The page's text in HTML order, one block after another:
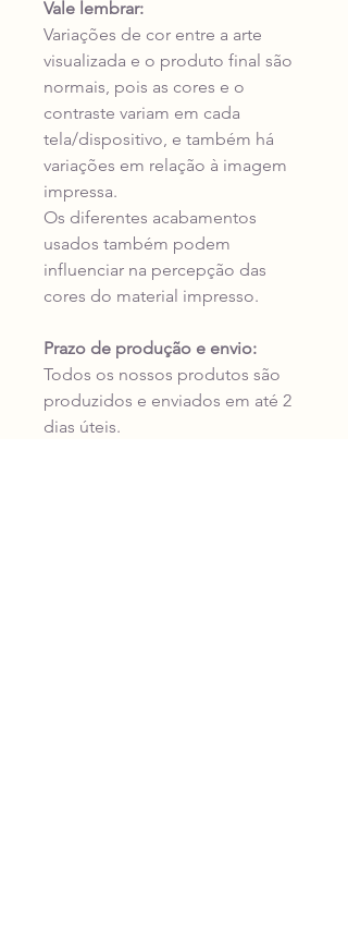
Vale lembrar:
Variações de cor entre a arte
visualizada e o produto final são
normais, pois as cores e o
contraste variam em cada
tela/dispositivo, e também há
variações em relação à imagem
impressa.
Os diferentes acabamentos
usados também podem
influenciar na percepção das
cores do material impresso.
Prazo de produção e envio:
Todos os nossos produtos são
produzidos e enviados em até 2
dias úteis.